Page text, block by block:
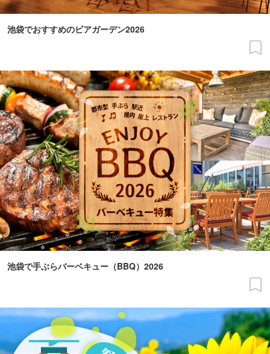
池袋でおすすめのビアガーデン2026
池袋で手ぶらバーベキュー（BBQ）2026